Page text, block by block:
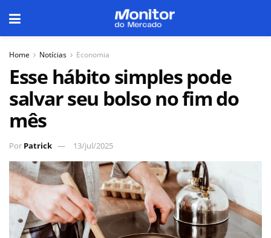
Home Notícias Economia
Esse hábito simples pode
salvar seu bolso no fim do
mês
Por Patrick 13/jul/2025